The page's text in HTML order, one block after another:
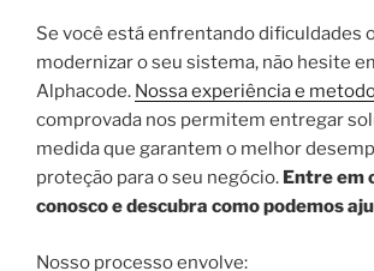
Se você está enfrentando dificuldades
modernizar o seu sistema, não hesite
Alphacode. Nossa experiência e
comprovada nos permitem entregar
medida que garantem o melhor
proteção para o seu negócio. Entre em
conosco e descubra como podemos
Nosso processo envolve: